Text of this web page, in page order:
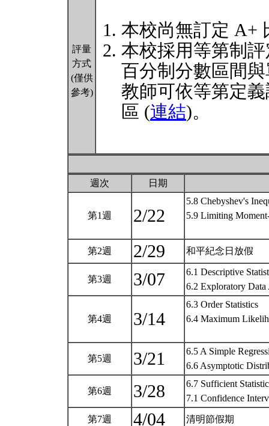
評量
方式
(僅供
參考)
本校尚無訂定 A+
本校採用等第制
百分制分數區間
教師可依等第定
區 (連結)。
週次 日期
第1週 2/22
5.8 Chebyshev's
5.9 Limiting
第2週 2/29 和平紀念日放假
第3週 3/07
6.1 Descriptive
6.2 Exploratory
第4週 3/14
6.3 Order Statistics
6.4 Maximum
第5週 3/21
6.5 A Simple
6.6 Asymptotic
第6週 3/28
6.7 Sufficient
7.1 Confidence
第7週 4/04 清明節假期